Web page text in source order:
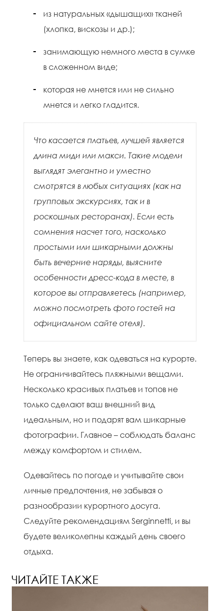
из натуральных «дышащих» тканей
(хлопка, вискозы и др.);
занимающую немного места в сумке
в сложенном виде;
которая не мнется или не сильно
мнется и легко гладится.
Что касается платьев, лучшей является
длина миди или макси. Такие модели
выглядят элегантно и уместно
смотрятся в любых ситуациях (как на
групповых экскурсиях, так и в
роскошных ресторанах). Если есть
сомнения насчет того, насколько
простыми или шикарными должны
быть вечерние наряды, выясните
особенности дресс-кода в месте, в
которое вы отправляетесь (например,
можно посмотреть фото гостей на
официальном сайте отеля).
Теперь вы знаете, как одеваться на курорте.
Не ограничивайтесь пляжными вещами.
Несколько красивых платьев и топов не
только сделают ваш внешний вид
идеальным, но и подарят вам шикарные
фотографии. Главное – соблюдать баланс
между комфортом и стилем.
Одевайтесь по погоде и учитывайте свои
личные предпочтения, не забывая о
разнообразии курортного досуга.
Следуйте рекомендациям Serginnetti, и вы
будете великолепны каждый день своего
отдыха.
ЧИТАЙТЕ ТАКЖЕ